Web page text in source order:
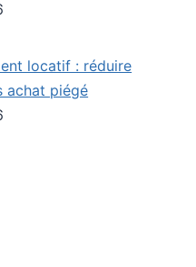
locatif : réduire
achat piégé